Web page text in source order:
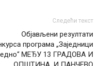
Следећи текст
Објављени резултати
програма „Заједници
МЕЂУ 13 ГРАДОВА И